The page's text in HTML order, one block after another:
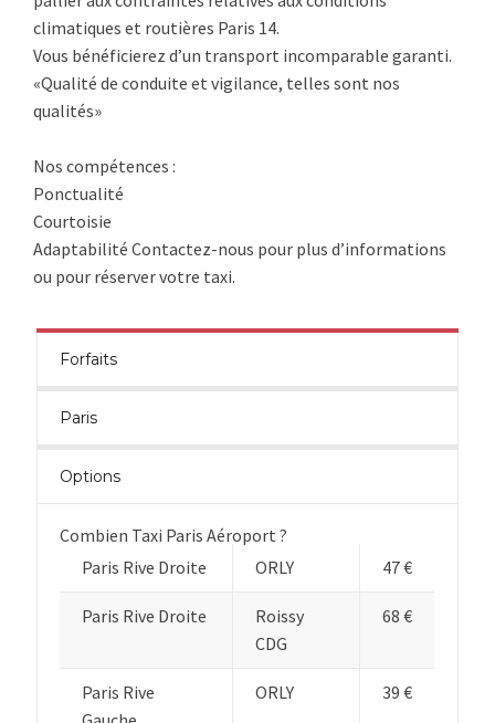
climatiques et routières Paris 14.
Vous bénéficierez d’un transport incomparable garanti.
«Qualité de conduite et vigilance, telles sont nos
qualités»
Nos compétences :
Ponctualité
Courtoisie
Adaptabilité Contactez-nous pour plus d’informations
ou pour réserver votre taxi.
Forfaits
Paris
Options
Combien Taxi Paris Aéroport ?
Paris Rive Droite
ORLY 47 €
Paris Rive Droite
Roissy
CDG
68 €
Paris Rive
ORLY 39 €